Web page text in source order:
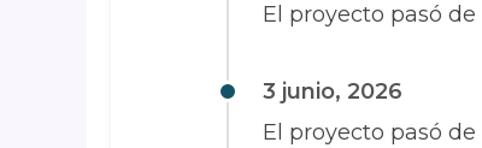
El proyecto pasó de
3 junio, 2026
El proyecto pasó de